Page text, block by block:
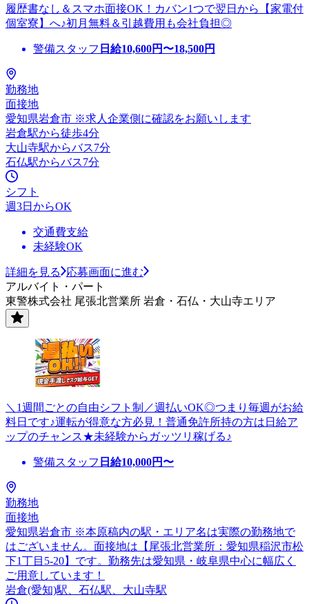
履歴書なし＆スマホ面接OK！カバン1つで翌日から【家電付
個室寮】へ♪初月無料＆引越費用も会社負担◎
警備スタッフ 日給10,600円〜18,500円
勤務地
面接地
愛知県岩倉市 ※求人企業側に確認をお願いします
岩倉駅から徒歩4分
大山寺駅からバス7分
石仏駅からバス7分
シフト
週3日からOK
交通費支給
未経験OK
詳細を見る
応募画面に進む
アルバイト・パート
東警株式会社 尾張北営業所 岩倉・石仏・大山寺エリア
＼1週間ごとの自由シフト制／週払いOK◎つまり毎週がお給
料日です♪運転が得意な方必見！普通免許所持の方は日給ア
ップのチャンス★未経験からガッツリ稼げる♪
警備スタッフ 日給10,000円〜
勤務地
面接地
愛知県岩倉市 ※本原稿内の駅・エリア名は実際の勤務地で
はございません。面接地は【尾張北営業所：愛知県稲沢市松
下1丁目5-20】です。勤務先は愛知県・岐阜県中心に幅広く
ご用意しています！
岩倉(愛知)駅、石仏駅、大山寺駅